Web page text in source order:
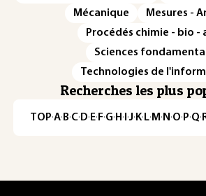
Mécanique
Mesures -
Procédés chimie - bio -
Sciences
Technologies de
Recherches les plus
TOP·A·B·C· D· E· F·G· H · ·J· K· L· M · N ·O· P·Q·